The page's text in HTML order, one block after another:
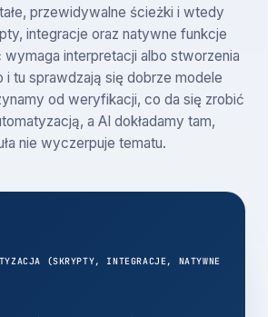
przewidywalne ścieżki i wtedy
integracje oraz natywne funkcje
wymaga interpretacji albo stworzenia
tu sprawdzają się dobrze modele
od weryfikacji, co da się zrobić
a AI dokładamy tam,
nie wyczerpuje tematu.
(SKRYPTY, INTEGRACJE, NATYWNE